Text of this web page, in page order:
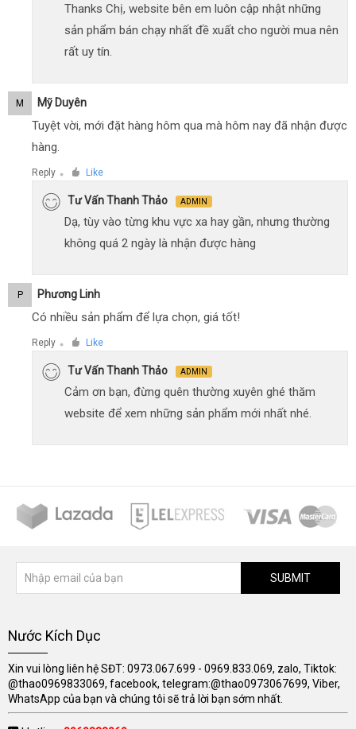
Thanks Chị, website bên em luôn cập nhật những
sản phẩm bán chạy nhất đề xuất cho người mua nên
rất uy tín.
M Mỹ Duyên
Tuyệt vời, mới đặt hàng hôm qua mà hôm nay đã nhận được
hàng.
Reply ● Like
Tư Vấn Thanh Thảo ADMIN
Dạ, tùy vào từng khu vực xa hay gần, nhưng thường
không quá 2 ngày là nhận được hàng
P Phương Linh
Có nhiều sản phẩm để lựa chọn, giá tốt!
Reply ● Like
Tư Vấn Thanh Thảo ADMIN
Cảm ơn bạn, đừng quên thường xuyên ghé thăm
website để xem những sản phẩm mới nhất nhé.
SUBMIT
Nước Kích Dục
Xin vui lòng liên hệ SĐT: 0973.067.699 - 0969.833.069, zalo, Tiktok:
@thao0969833069, facebook, telegram:@thao0973067699, Viber,
WhatsApp của bạn và chúng tôi sẽ trả lời bạn sớm nhất.